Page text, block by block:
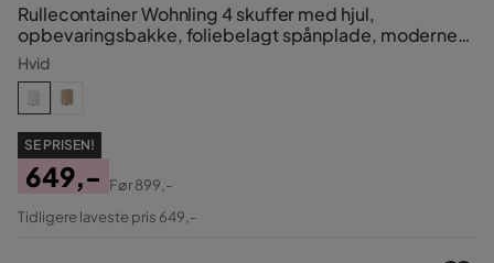
Rullecontainer Wohnling 4 skuffer med hjul,
opbevaringsbakke, foliebelagt spånplade, moderne
stil Hvid
Hvid
SE PRISEN!
Pris
649,-
Original
Før899,-
Tidligere laveste pris 649,-